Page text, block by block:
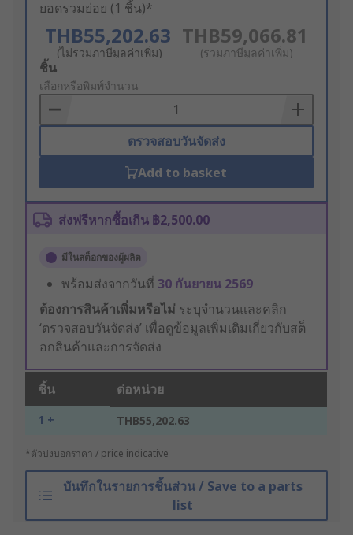
ยอดรวมย่อย (1 ชิ้น)*
THB55,202.63
(ไม่รวมภาษีมูลค่าเพิ่ม)
THB59,066.81
(รวมภาษีมูลค่าเพิ่ม)
Add
to
Basket
ชิ้น
เลือกหรือพิมพ์จำนวน
ตรวจสอบวันจัดส่ง
Add to basket
ส่งฟรีหากซื้อเกิน ฿2,500.00
มีในสต็อกของผู้ผลิต
พร้อมส่งจากวันที่ 30 กันยายน 2569
ต้องการสินค้าเพิ่มหรือไม่ ระบุจำนวนและคลิก
‘ตรวจสอบวันจัดส่ง’ เพื่อดูข้อมูลเพิ่มเติมเกี่ยวกับสต็
อกสินค้าและการจัดส่ง
ชิ้น ต่อหน่วย
1 + THB55,202.63
*ตัวบ่งบอกราคา / price indicative
บันทึกในรายการชิ้นส่วน / Save to a parts
list